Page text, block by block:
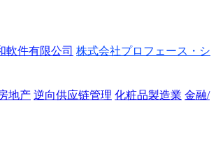
軟件有限公司 株式会社プロフェース・シ
地产 逆向供应链管理 化粧品製造業 金融/